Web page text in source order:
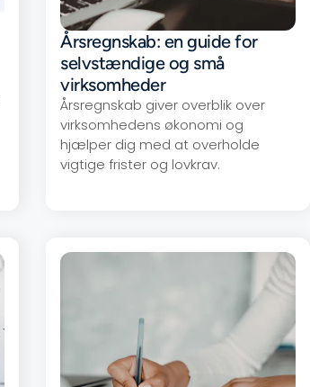
Årsregnskab: en guide for
selvstændige og små
virksomheder
Årsregnskab giver overblik over
virksomhedens økonomi og
hjælper dig med at overholde
vigtige frister og lovkrav.